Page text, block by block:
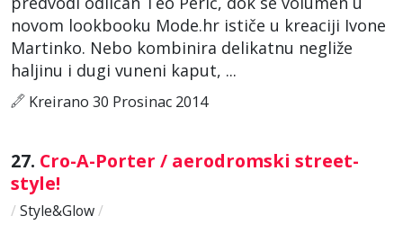
novom lookbooku Mode.hr ističe u kreaciji Ivone
Martinko. Nebo kombinira delikatnu negliže
haljinu i dugi vuneni kaput, ...
Kreirano 30 Prosinac 2014
27. Cro-A-Porter / aerodromski street-
style!
/ Style&Glow/